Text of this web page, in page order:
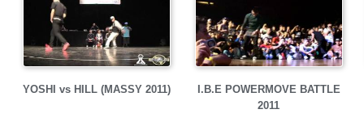
YOSHI vs HILL (MASSY 2011)
I.B.E POWERMOVE BATTLE
2011